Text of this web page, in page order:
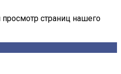
страниц нашего